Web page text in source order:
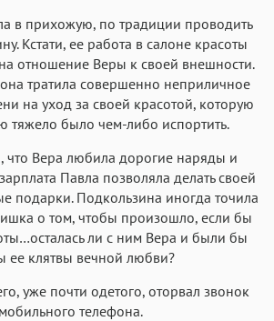
в прихожую, по традиции проводить
Кстати, ее работа в салоне красоты
отношение Веры к своей внешности.
тратила совершенно неприличное
на уход за своей красотой, которую
тяжело было чем-либо испортить.
что Вера любила дорогие наряды и
Павла позволяла делать своей
подарки. Подкользина иногда точила
о том, чтобы произошло, если бы
ли с ним Вера и были бы
ее клятвы вечной любви?
уже почти одетого, оторвал звонок
мобильного телефона.